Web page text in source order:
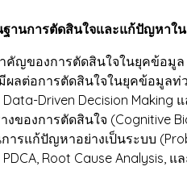
ฐานการตัดสินใจและแก้ปัญหาใ
คัญของการตัดสินใจในยุคข้อมูล
ผลต่อการตัดสินใจในยุคข้อมูลท่
Driven Decision Making
งของการตัดสินใจ (Cognitive
ารแก้ปัญหาอย่างเป็นระบบ
Root Cause Analysis, แ